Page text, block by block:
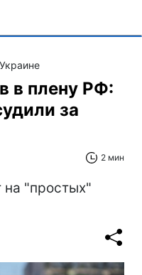
в плену РФ:
за
2 мин
на "простых"